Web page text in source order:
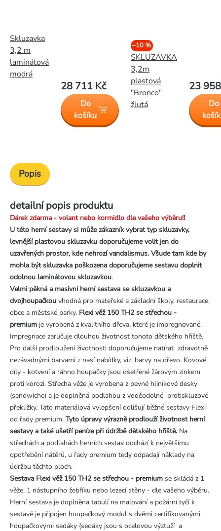
Skluzavka
3,2 m
laminátová
modrá
28 711 Kč
Do
košíku
–10 %
SKLUZAVKA
3,2m
plastová
"Bronco"
žlutá
23
Do
Popis
detailní popis produktu
Dárek zdarma - volant nebo kormidlo dle vašeho výběru!!
U této herní sestavy si může zákazník vybrat typ skluzavky,
levnější plastovou skluzavku doporučujeme volit jen do
uzavřených prostor, kde nehrozí vandalismus. Všude tam kde by
mohla být skluzavka poškozena doporučujeme sestavu doplnit
odolnou laminátovou skluzavkou.
Velmi pěkná a masivní herní sestava se skluzavkou a
dvojhoupačkou vhodná pro mateřské a základní školy, restaurace,
obce a městské parky. Flexi věž 150 TH2 se střechou -
premium je vyrobená z kvalitního dřeva, které je impregnované.
Impregnace zaručuje dlouhou životnost tohoto dětského hřiště.
Pro další prodloužení životnosti doporučujeme natírat zdravotně
nezávadnými barvami z naší nabídky, viz. barvy na dřevo. Kovové
díly - kotvení a ráhno houpačky jsou ošetřené žárovým zinkem
proti korozi. Střecha věže je vyrobena z pevné hliníkové desky
(sendwiche) a je doplněná podlahou z voděodolné protiskluzové
překližky. Tato materiálová vylepšení odlišují běžné sestavy Flexi
od řady premium. Tyto úpravy výrazně prodlouží životnost herní
sestavy a také ušetří peníze při údržbě dětského hřiště. Na
střechách a podlahách herních sestav dochází k největšímu
opotřebění nátěrů, u řady premium tedy odpadají náklady na
údržbu těchto ploch.
Sestava Flexi věž 150 TH2 se střechou - premium se skládá z 1
věže, 1 nástupního žebříku nebo lezecí stěny - dle vašeho výběru.
Herní sestava je doplněna tabulí na malování a požární tyčí k
sestavě je připojen houpačkový modul s dvěmi certifikovanými
houpačkovými sedáky (sedáky jsou s ocelovou výztuží a